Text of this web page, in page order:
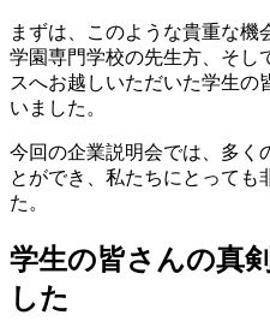
まずは、このような貴重な機
学園専門学校の先生方、そし
スへお越しいただいた学生の
いました。
今回の企業説明会では、多く
とができ、私たちにとっても
た。
学生の皆さんの真
した